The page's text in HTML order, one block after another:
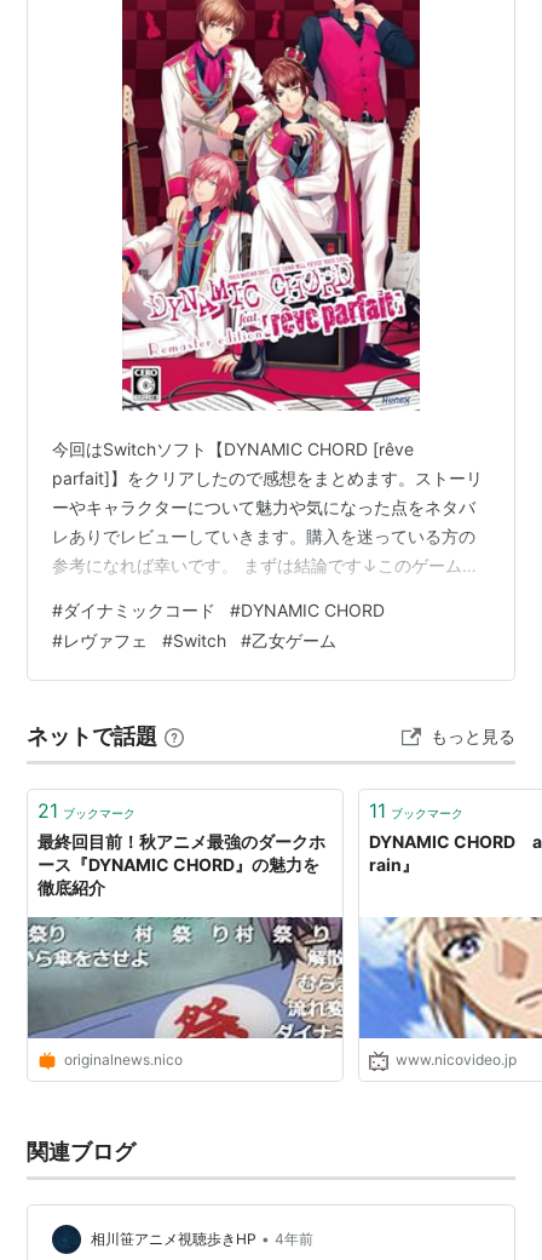
Liar-S（ライアーズ）
檜山朔良：寺島拓篤
珠洲乃千哉：岡本信彦
結崎芹：柿原徹也
榛名宗太郎：斉藤壮馬
KYOHSO（キョーソー）
城坂依都：森久保祥太郎
英時明：立花慎之介
黒谷優：石川界人
諏宮篠宗：八代拓
天城成海：蒼井翔太
音石夕星：櫻井孝宏
青井有紀：
中島ヨシキ
関連商品
feat.[rêve parfait] V edition -
PS Vita
honeybee
メディア:Video Game
この商品を含むブログ (1件) を見る
DYNAMIC CHORD feat.Liar-S
V edition (通常版) - PS Vita
出版社/メーカー:honeybee
発売日:2016/12/22
Video Game
この商品を含むブログを見る
版) - PS Vita
今回はSwitchソフト【DYNAMIC CHORD [rêve
parfait]】をクリアしたので感想をまとめます。ストーリ
ーやキャラクターについて魅力や気になった点をネタバ
レありでレビューしていきます。購入を迷っている方の
参考になれば幸いです。 まずは結論です↓このゲームが
ある攻略キャラクターが好きな人 バンドメンバー同士の
絆も楽しみたい人 このゲームをオススメしない人 スチル
の枚数やバリエーションを重視する人 重たい恋愛や精神
テムを重視する人 オススメ度（★５段階評価）
★★★★☆★…
#ダイナミックコード #DYNAMIC CHORD
#レヴァフェ #Switch #乙女ゲーム
ネットで話題 もっと見る
21 ブックマーク
最終回目前！秋アニメ最強のダークホ
ース『DYNAMIC CHORD』の魅力を
徹底紹介
originalnews.nico
11 ブックマーク
DYNAMIC CHORD
rain』
www.nicovideo.jp
関連ブログ
相川笹アニメ視聴歩きHP • 4年前